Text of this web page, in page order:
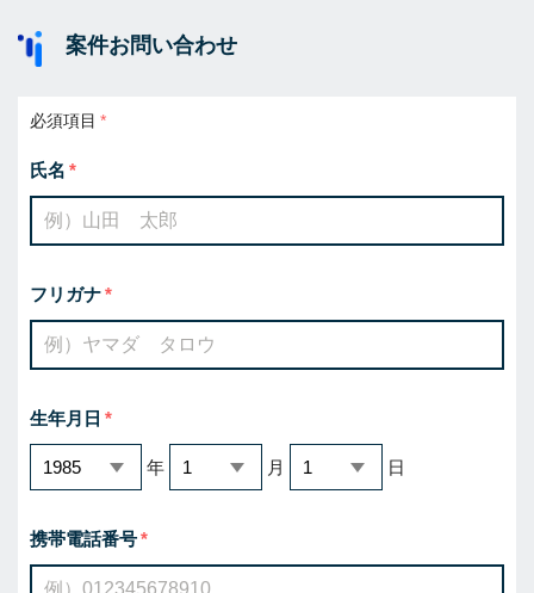
案件お問い合わせ
必須項目
氏名
フリガナ
生年月日
年 月 日
携帯電話番号